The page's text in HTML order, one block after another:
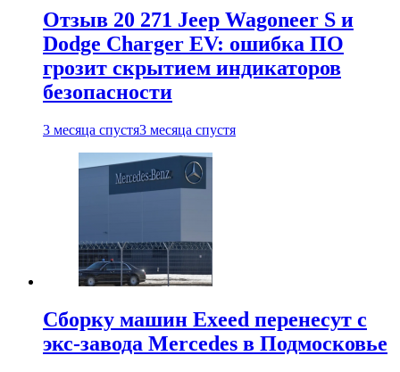
Отзыв 20 271 Jeep Wagoneer S и
Dodge Charger EV: ошибка ПО
грозит скрытием индикаторов
безопасности
3 месяца спустя3 месяца спустя
Сборку машин Exeed перенесут с
экс-завода Mercedes в Подмосковье